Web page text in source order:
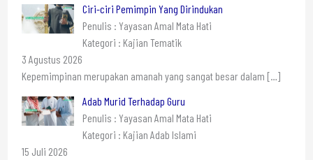
Ciri-ciri Pemimpin Yang Dirindukan
Penulis : Yayasan Amal Mata Hati
Kategori : Kajian Tematik
3 Agustus 2026
Kepemimpinan merupakan amanah yang sangat besar dalam […]
Adab Murid Terhadap Guru
Penulis : Yayasan Amal Mata Hati
Kategori : Kajian Adab Islami
15 Juli 2026